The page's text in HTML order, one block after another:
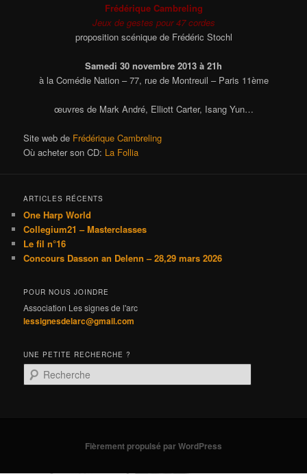
Frédérique Cambreling
Jeux de gestes pour 47 cordes
proposition scénique de Frédéric Stochl
Samedi 30 novembre 2013 à 21h
à la Comédie Nation – 77, rue de Montreuil – Paris 11ème
œuvres de Mark André, Elliott Carter, Isang Yun…
Site web de Frédérique Cambreling
Où acheter son CD: La Follia
ARTICLES RÉCENTS
One Harp World
Collegium21 – Masterclasses
Le fil n°16
Concours Dasson an Delenn – 28,29 mars 2026
POUR NOUS JOINDRE
Association Les signes de l'arc
lessignesdelarc@gmail.com
UNE PETITE RECHERCHE ?
e
Fièrement propulsé par WordPress